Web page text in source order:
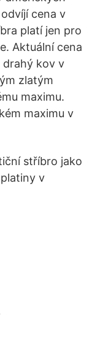
cena v
platí jen pro
Aktuální cena
drahý kov v
zlatým
maximu.
maximu v
stříbro jako
v